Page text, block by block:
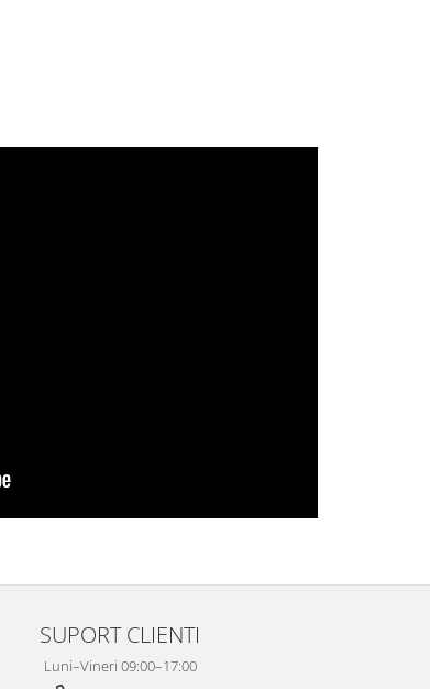
SUPORT CLIENTI
Luni–Vineri 09:00–17:00